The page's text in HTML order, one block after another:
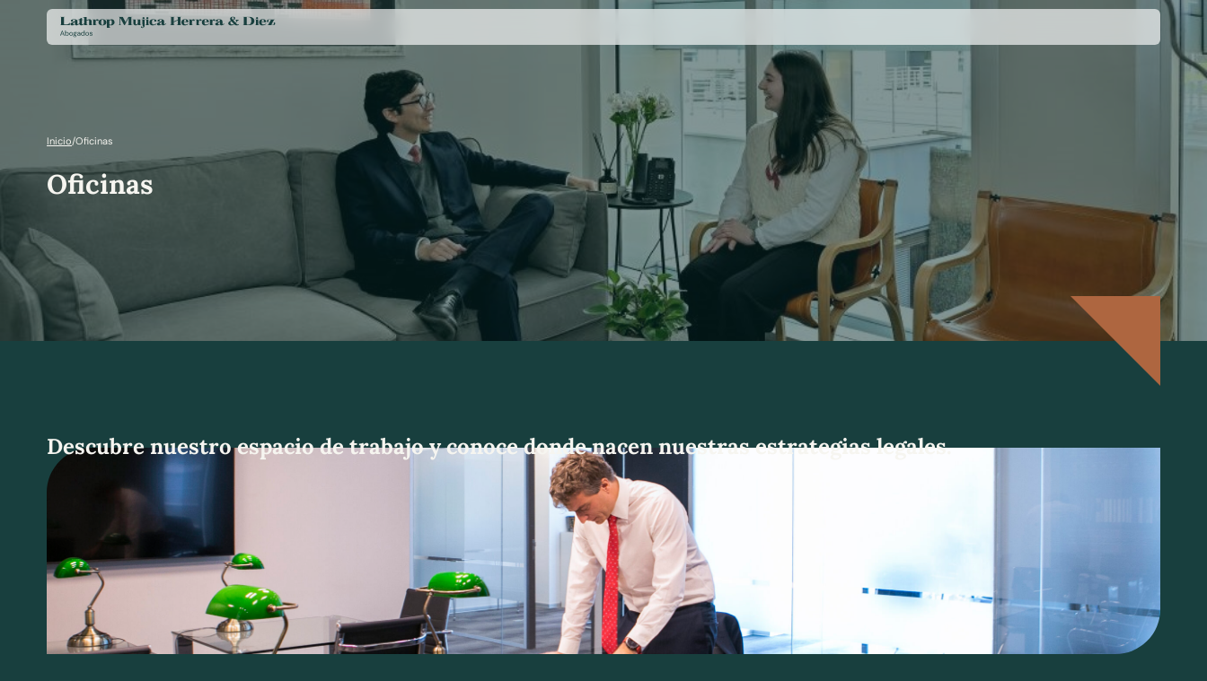
Inicio/Oficinas
Oficinas
Descubre nuestro espacio de trabajo y conoce donde nacen nuestras estrategias legales.